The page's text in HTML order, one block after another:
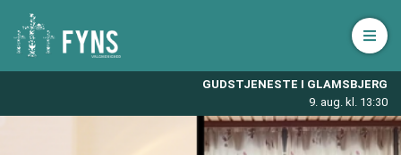
GUDSTJENESTE I GLAMSBJERG
9. aug. kl. 13:30
Åbn